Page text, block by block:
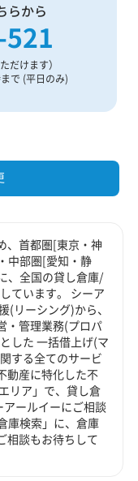
らから
だけます）
で (平日のみ)
、首都圏[東京・神
中部圏[愛知・静
、全国の貸し倉庫/
ています。 シーア
(リーシング)から、
・管理業務(プロパ
した 一括借上げ(マ
する全てのサービ
動産に特化した不
リア」で、貸し倉
ールイーにご相談
庫検索」に、倉庫
相談もお待ちして